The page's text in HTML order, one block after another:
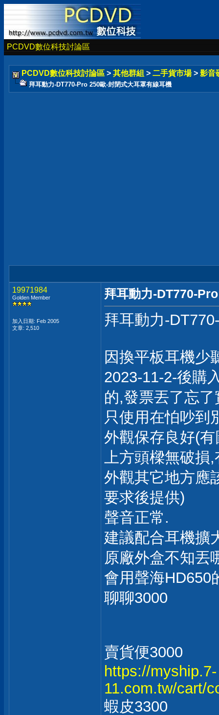
PCDVD數位科技討論區
PCDVD數位科技討論區 > 其他群組 > 二手貨市場 > 影音
拜耳動力-DT770-Pro 250歐-封閉式大耳罩有線耳機
19971984
Golden Member
加入日期: Feb 2005
文章: 2,510
拜耳動力-DT770-
拜耳動力-
因換平板耳機少
2023-11-2-後購
的,發票丟了忘
只使用在怕吵到
外觀保存良好(
上方頭樑無破
外觀其它地方應
要求後提供)
聲音正常.
建議配合耳機擴
原廠外盒不知丟
會用聲海HD650
聊聊3000
賣貨便3000
https://myship.7-
11.com.tw/cart/
蝦皮3300